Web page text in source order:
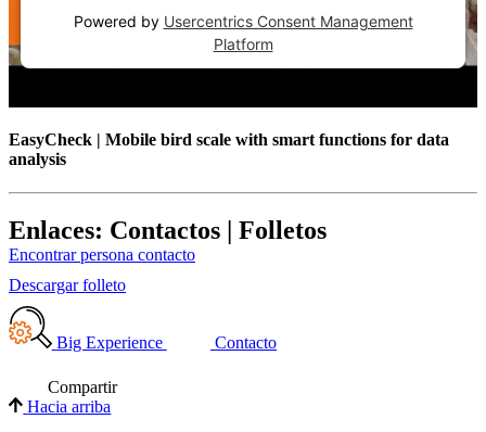
Powered by Usercentrics Consent Management
Platform
EasyCheck | Mobile bird scale with smart functions for data
analysis
Enlaces: Contactos | Folletos
Encontrar persona contacto
Descargar folleto
Big Experience Contacto
Compartir
Hacia arriba